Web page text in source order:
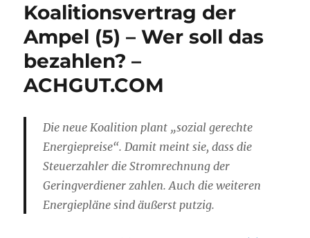
Koalitionsvertrag der
Ampel (5) – Wer soll das
bezahlen? –
ACHGUT.COM
Die neue Koalition plant „sozial gerechte
Energiepreise“. Damit meint sie, dass die
Steuerzahler die Stromrechnung der
Geringverdiener zahlen. Auch die weiteren
Energiepläne sind äußerst putzig.